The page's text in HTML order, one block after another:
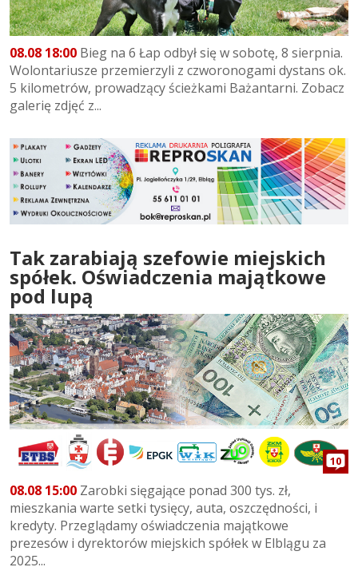
08.08 18:00 Bieg na 6 Łap odbył się w sobotę, 8 sierpnia.
Wolontariusze przemierzyli z czworonogami dystans ok.
5 kilometrów, prowadzący ścieżkami Bażantarni. Zobacz
galerię zdjęć z...
Tak zarabiają szefowie miejskich
spółek. Oświadczenia majątkowe
pod lupą
10
08.08 15:00 Zarobki sięgające ponad 300 tys. zł,
mieszkania warte setki tysięcy, auta, oszczędności, i
kredyty. Przeglądamy oświadczenia majątkowe
prezesów i dyrektorów miejskich spółek w Elblągu za
2025...